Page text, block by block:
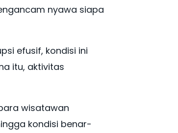
nyawa siapa
efusif, kondisi ini
itu, aktivitas
wisatawan
kondisi benar-